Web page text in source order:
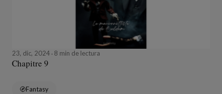
23, dic, 2024 8 min de lectura
Chapitre 9
Fantasy